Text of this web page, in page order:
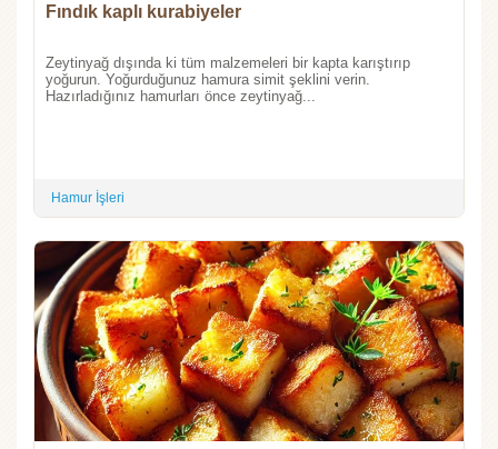
Fındık kaplı kurabiyeler
Zeytinyağ dışında ki tüm malzemeleri bir kapta karıştırıp
yoğurun. Yoğurduğunuz hamura simit şeklini verin.
Hazırladığınız hamurları önce zeytinyağ...
Hamur İşleri